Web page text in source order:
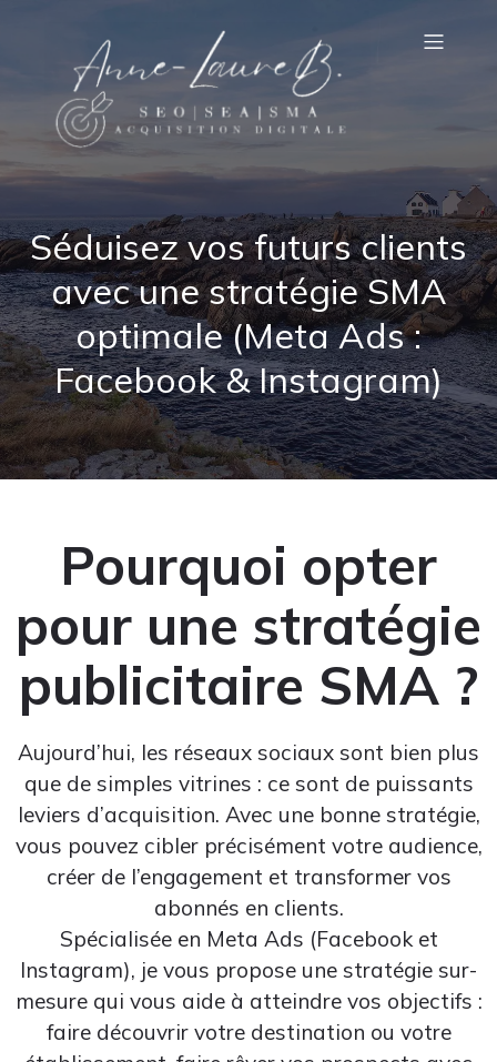
Séduisez vos futurs clients
avec une stratégie SMA
optimale (Meta Ads :
Facebook & Instagram)
Pourquoi opter
pour une stratégie
publicitaire SMA ?
Aujourd’hui, les réseaux sociaux sont bien plus
que de simples vitrines : ce sont de puissants
leviers d’acquisition. Avec une bonne stratégie,
vous pouvez cibler précisément votre audience,
créer de l’engagement et transformer vos
abonnés en clients.
Spécialisée en Meta Ads (Facebook et
Instagram), je vous propose une stratégie sur-
mesure qui vous aide à atteindre vos objectifs :
faire découvrir votre destination ou votre